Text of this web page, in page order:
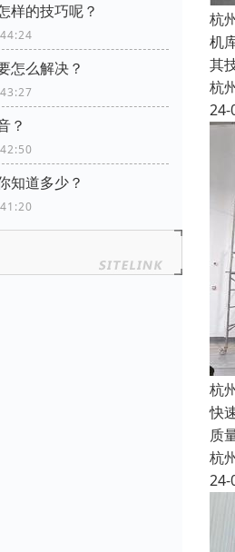
样的技巧呢？
怎么解决？
？
知道多少？
杭
机
其
杭
24-
杭
快
质
杭
24-